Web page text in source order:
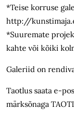
*Teise korruse
http://
*Suuremate
kahte või kõiki
Galeriid on
Taotlus saata e-
märksõnaga